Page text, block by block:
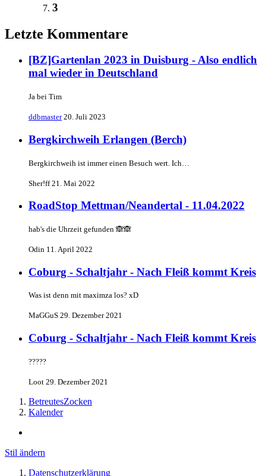
3
Letzte Kommentare
[BZ]Gartenlan 2023 in Duisburg - Also endlich
mal wieder in Deutschland
Ja bei Tim
ddbmaster 20. Juli 2023
Bergkirchweih Erlangen (Berch)
Bergkirchweih ist immer einen Besuch wert. Ich…
Sher!ff21. Mai 2022
RoadStop Mettman/Neandertal - 11.04.2022
hab's die Uhrzeit gefunden 🙈🙈
Odin 11. April 2022
Coburg - Schaltjahr - Nach Fleiß kommt Kreis
Was ist denn mit maximza los? xD
MaGGuS 29. Dezember 2021
Coburg - Schaltjahr - Nach Fleiß kommt Kreis
?????
Loot 29. Dezember 2021
BetreutesZocken
Kalender
Stil ändern
Datenschutzerklärung